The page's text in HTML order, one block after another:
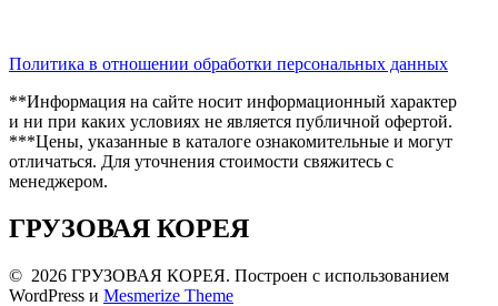
Политика в отношении обработки персональных данных
**Информация на сайте носит информационный характер
и ни при каких условиях не является публичной офертой.
***Цены, указанные в каталоге ознакомительные и могут
отличаться. Для уточнения стоимости свяжитесь с
менеджером.
ГРУЗОВАЯ КОРЕЯ
© 2026 ГРУЗОВАЯ КОРЕЯ. Построен с использованием
WordPress и Mesmerize Theme